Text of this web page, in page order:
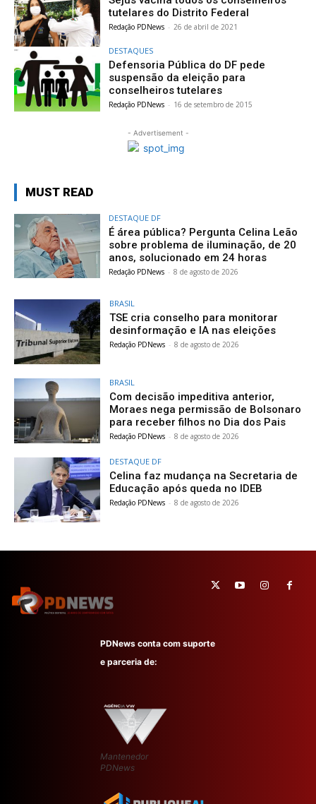
tutelares do Distrito Federal
Redação PDNews - 26 de abril de 2021
DESTAQUES
Defensoria Pública do DF pede
suspensão da eleição para
conselheiros tutelares
Redação PDNews - 16 de setembro de 2015
- Advertisement -
MUST READ
DESTAQUE DF
É área pública? Pergunta Celina Leão
sobre problema de iluminação, de 20
anos, solucionado em 24 horas
Redação PDNews - 8 de agosto de 2026
BRASIL
TSE cria conselho para monitorar
desinformação e IA nas eleições
Redação PDNews - 8 de agosto de 2026
BRASIL
Com decisão impeditiva anterior,
Moraes nega permissão de Bolsonaro
para receber filhos no Dia dos Pais
Redação PDNews - 8 de agosto de 2026
DESTAQUE DF
Celina faz mudança na Secretaria de
Educação após queda no IDEB
Redação PDNews - 8 de agosto de 2026
PDNews conta com suporte
e parceria de:
Mantenedor
PDNews